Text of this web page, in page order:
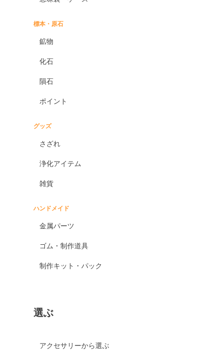
標本・原石
鉱物
化石
隕石
ポイント
グッズ
さざれ
浄化アイテム
雑貨
ハンドメイド
金属パーツ
ゴム・制作道具
制作キット・パック
選ぶ
アクセサリーから選ぶ